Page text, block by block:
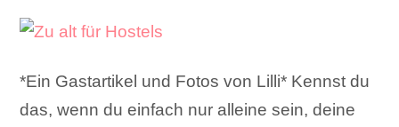
*Ein Gastartikel und Fotos von Lilli* Kennst du
das, wenn du einfach nur alleine sein, deine